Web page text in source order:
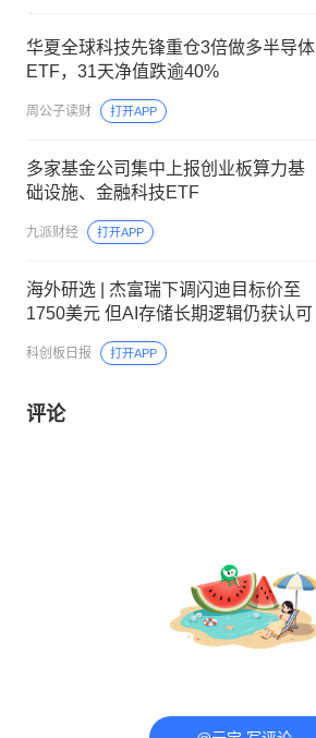
华夏全球科技先锋重仓3倍做多半导体
ETF，31天净值跌逾40%
周公子读财 打开APP
多家基金公司集中上报创业板算力基
础设施、金融科技ETF
九派财经 打开APP
海外研选 | 杰富瑞下调闪迪目标价至
1750美元 但AI存储长期逻辑仍获认可
科创板日报 打开APP
评论